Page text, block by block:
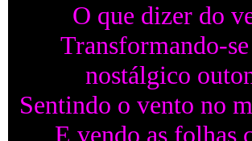
O que dizer do
Transformando-
nostálgico
Sentindo o vento no
E vendo as folhas